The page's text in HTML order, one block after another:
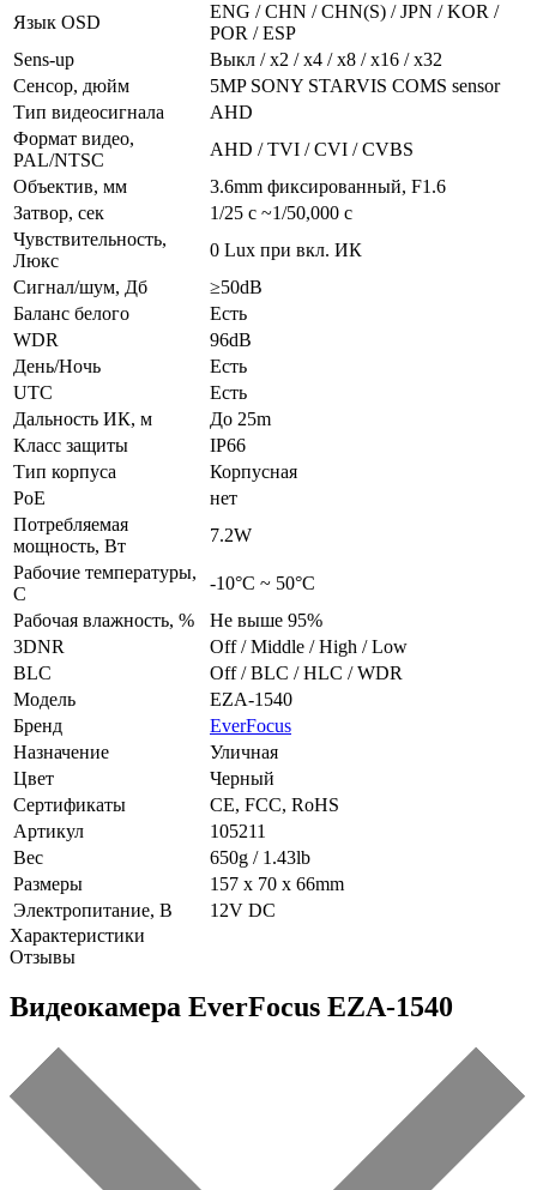
Язык OSD
ENG / CHN / CHN(S) / JPN / KOR /
POR / ESP
Sens-up
Выкл / x2 / x4 / x8 / x16 / x32
Сенсор, дюйм
5MP SONY STARVIS COMS sensor
Тип видеосигнала
AHD
Формат видео,
PAL/NTSC
AHD / TVI / CVI / CVBS
Объектив, мм
3.6mm фиксированный, F1.6
Затвор, сек
1/25 с ~1/50,000 с
Чувствительность,
Люкс
0 Lux при вкл. ИК
Сигнал/шум, Дб
≥50dB
Баланс белого
Есть
WDR
96dB
День/Ночь
Есть
UTC
Есть
Дальность ИК, м
До 25m
Класс защиты
IP66
Тип корпуса
Корпусная
PoE
нет
Потребляемая
мощность, Вт
7.2W
Рабочие температуры,
С
-10°C ~ 50°C
Рабочая влажность, %
Не выше 95%
3DNR
Off / Middle / High / Low
BLC
Off / BLC / HLC / WDR
Модель
EZA-1540
Бренд
EverFocus
Назначение
Уличная
Цвет
Черный
Сертификаты
CE, FCC, RoHS
Артикул
105211
Вес
650g / 1.43lb
Размеры
157 x 70 x 66mm
Электропитание, В
12V DC
Характеристики
Отзывы
Видеокамера EverFocus EZA-1540